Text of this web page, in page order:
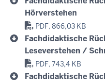
Hörverstehen
PDF, 866,03 KB
Fachdidaktische
Leseverstehen /
PDF, 743,4 KB
Fachdidaktische